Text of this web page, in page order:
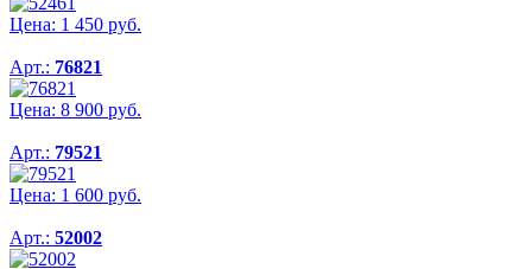
Цена: 1 450 руб.
Арт.: 76821
Цена: 8 900 руб.
Арт.: 79521
Цена: 1 600 руб.
Арт.: 52002